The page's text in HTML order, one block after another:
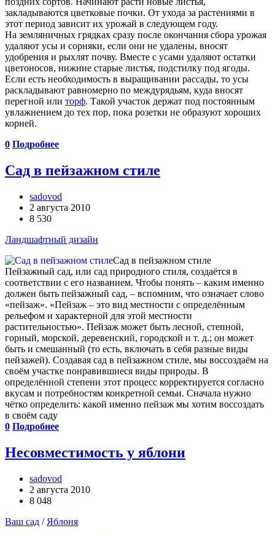
закладываются цветковые почки. От ухода за растениями в
этот период зависит их урожай в следующем году.
На земляничных грядках сразу после окончания сбо­ра урожая
удаляют усы и сорняки, если они не удале­ны, вносят
удобрения и рыхлят почву. Вместе с усами удаляют остатки
цветоносов, нижние старые листья, подстилку под ягоды.
Если есть необходимость в выращивании расса­ды, то усы
раскладывают равномерно по междурядьям, куда вносят
перегной или торф. Такой участок дер­жат под постоянным
увлажнением до тех пор, пока розетки не образуют хороших
корней.
0 Подробнее
Сад в пейзажном стиле
sadovod
2 августа 2010
8 530
Ландшафтный дизайн
Сад в пейзажном стиле
Пейзажный сад, или сад природного стиля, создаётся в
соответствии с его названием. Чтобы понять – каким именно
должен быть пейзажный сад, – вспомним, что означает слово
«пейзаж». «Пейзаж – это вид местности с определённым
рельефом и характерной для этой местности
растительностью». Пейзаж может быть лесной, степной,
горный, морской, деревенский, городской и т. д.; он может
быть и смешанный (то есть, включать в себя разные виды
пейзажей). Создавая сад в пейзажном стиле, мы воссоздаём на
своём участке понравившиеся виды природы. В
определённой степени этот процесс корректируется согласно
вкусам и потребностям конкретной семьи. Сначала нужно
чётко определить: какой именно пейзаж мы хотим воссоздать
в своём саду
0 Подробнее
Несовместимость у яблони
sadovod
2 августа 2010
8 048
Ваш сад / Яблоня